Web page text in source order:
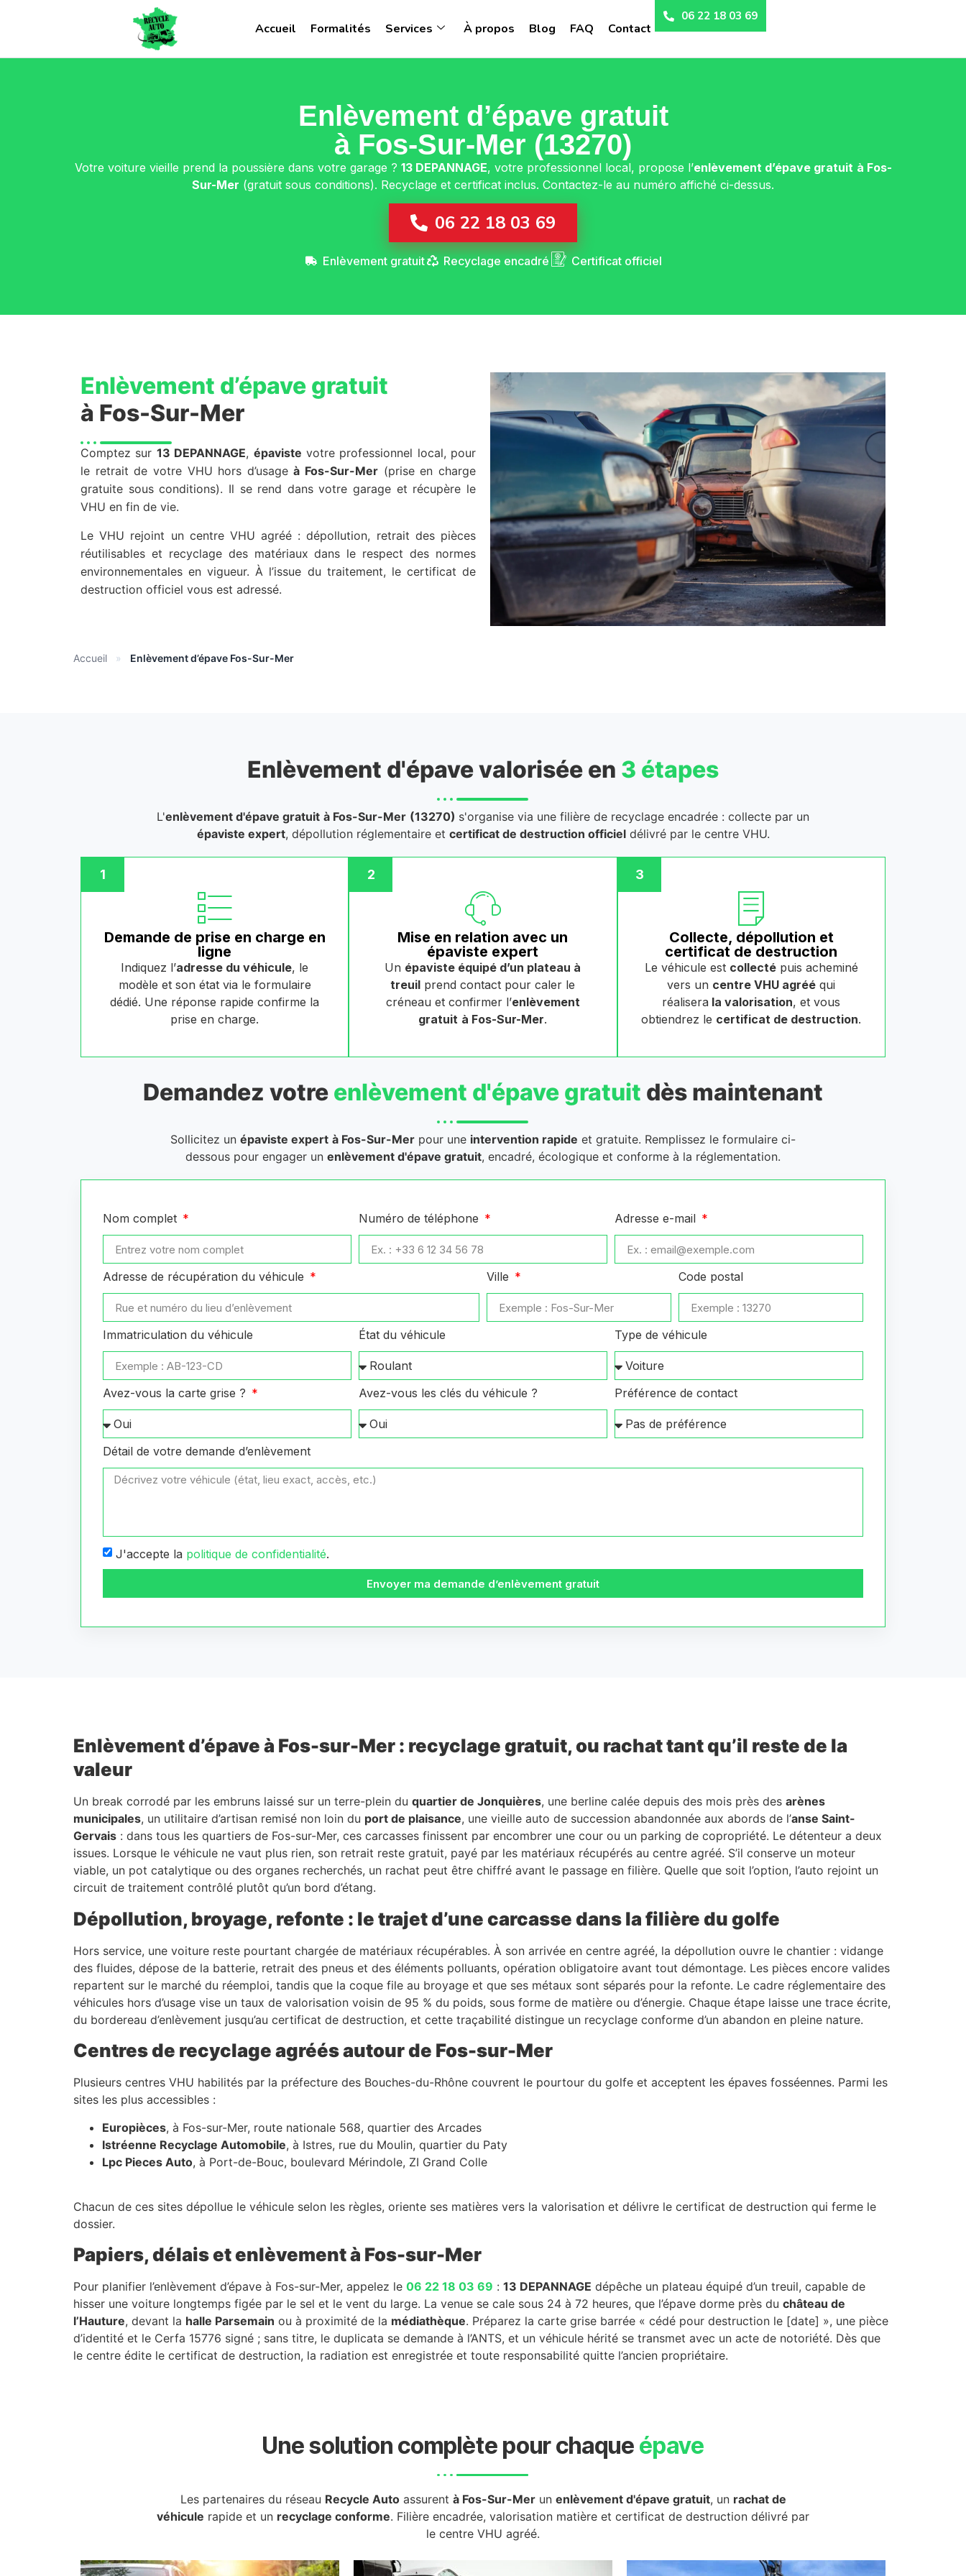
Accueil Formalités Services À propos Blog FAQ Contact
06 22 18 03 69
Enlèvement d’épave gratuit
à Fos-Sur-Mer (13270)
Votre voiture vieille prend la poussière dans votre garage ? 13 DEPANNAGE, votre professionnel local, propose l’enlèvement d’épave gratuit à Fos-
Sur-Mer (gratuit sous conditions). Recyclage et certificat inclus. Contactez-le au numéro affiché ci-dessus.
06 22 18 03 69
Enlèvement gratuit Recyclage encadré Certificat officiel
Enlèvement d’épave gratuit
à Fos-Sur-Mer
Comptez sur 13 DEPANNAGE, épaviste votre professionnel local, pour
le retrait de votre VHU hors d’usageà Fos-Sur-Mer (prise en charge
gratuite sous conditions). Il se rend dans votre garage et récupère le
VHU en fin de vie.
Le VHU rejoint un centre VHU agréé : dépollution, retrait des pièces
réutilisables et recyclage des matériaux dans le respect des normes
environnementales en vigueur. À l’issue du traitement, le certificat de
destruction officiel vous est adressé.
Accueil » Enlèvement d’épave Fos-Sur-Mer
Enlèvement d'épave valorisée en 3 étapes
L'enlèvement d'épave gratuit à Fos-Sur-Mer (13270) s'organise via une filière de recyclage encadrée : collecte par un
épaviste expert, dépollution réglementaire et certificat de destruction officieldélivré par le centre VHU.
1
Demande de prise en charge en
ligne
Indiquez l’adresse du véhicule, le
modèle et son état via le formulaire
dédié. Une réponse rapide confirme la
prise en charge.
2
Mise en relation avec un
épaviste expert
Un épaviste équipé d’un plateau à
treuil prend contact pour caler le
créneau et confirmer l’enlèvement
gratuit à Fos-Sur-Mer.
3
Collecte, dépollution et
certificat de destruction
Le véhicule est collectépuis acheminé
vers un centre VHU agréé qui
réalisera la valorisation, et vous
obtiendrez le certificat de destruction.
Demandez votre enlèvement d'épave gratuit dès maintenant
Sollicitez un épaviste expert à Fos-Sur-Mer pour une intervention rapide et gratuite. Remplissez le formulaire ci-
dessous pour engager un enlèvement d'épave gratuit, encadré, écologique et conforme à la réglementation.
Nom complet Numéro de téléphone Adresse e-mail
Adresse de récupération du véhicule Ville Code postal
Immatriculation du véhicule État du véhicule Type de véhicule
Avez-vous la carte grise ? Avez-vous les clés du véhicule ? Préférence de contact
Détail de votre demande d’enlèvement
J'accepte la politique de confidentialité.
Envoyer ma demande d’enlèvement gratuit
Enlèvement d’épave à Fos-sur-Mer : recyclage gratuit, ou rachat tant qu’il reste de la
valeur
Un break corrodé par les embruns laissé sur un terre-plein du quartier de Jonquières, une berline calée depuis des mois près des arènes
municipales, un utilitaire d’artisan remisé non loin du port de plaisance, une vieille auto de succession abandonnée aux abords de l’anse Saint-
Gervais : dans tous les quartiers de Fos-sur-Mer, ces carcasses finissent par encombrer une cour ou un parking de copropriété. Le détenteur a deux
issues. Lorsque le véhicule ne vaut plus rien, son retrait reste gratuit, payé par les matériaux récupérés au centre agréé. S’il conserve un moteur
viable, un pot catalytique ou des organes recherchés, un rachat peut être chiffré avant le passage en filière. Quelle que soit l’option, l’auto rejoint un
circuit de traitement contrôlé plutôt qu’un bord d’étang.
Dépollution, broyage, refonte : le trajet d’une carcasse dans la filière du golfe
Hors service, une voiture reste pourtant chargée de matériaux récupérables. À son arrivée en centre agréé, la dépollution ouvre le chantier : vidange
des fluides, dépose de la batterie, retrait des pneus et des éléments polluants, opération obligatoire avant tout démontage. Les pièces encore valides
repartent sur le marché du réemploi, tandis que la coque file au broyage et que ses métaux sont séparés pour la refonte. Le cadre réglementaire des
véhicules hors d’usage vise un taux de valorisation voisin de 95 % du poids, sous forme de matière ou d’énergie. Chaque étape laisse une trace écrite,
du bordereau d’enlèvement jusqu’au certificat de destruction, et cette traçabilité distingue un recyclage conforme d’un abandon en pleine nature.
Centres de recyclage agréés autour de Fos-sur-Mer
Plusieurs centres VHU habilités par la préfecture des Bouches-du-Rhône couvrent le pourtour du golfe et acceptent les épaves fosséennes. Parmi les
sites les plus accessibles :
Europièces, à Fos-sur-Mer, route nationale 568, quartier des Arcades
Istréenne Recyclage Automobile, à Istres, rue du Moulin, quartier du Paty
Lpc Pieces Auto, à Port-de-Bouc, boulevard Mérindole, ZI Grand Colle
Chacun de ces sites dépollue le véhicule selon les règles, oriente ses matières vers la valorisation et délivre le certificat de destruction qui ferme le
dossier.
Papiers, délais et enlèvement à Fos-sur-Mer
Pour planifier l’enlèvement d’épave à Fos-sur-Mer, appelez le 06 22 18 03 69 : 13 DEPANNAGE dépêche un plateau équipé d’un treuil, capable de
hisser une voiture longtemps figée par le sel et le vent du large. La venue se cale sous 24 à 72 heures, que l’épave dorme près du château de
l’Hauture, devant la halle Parsemain ou à proximité de la médiathèque. Préparez la carte grise barrée « cédé pour destruction le [date] », une pièce
d’identité et le Cerfa 15776 signé ; sans titre, le duplicata se demande à l’ANTS, et un véhicule hérité se transmet avec un acte de notoriété. Dès que
le centre édite le certificat de destruction, la radiation est enregistrée et toute responsabilité quitte l’ancien propriétaire.
Une solution complète pour chaque épave
Les partenaires du réseau Recycle Autoassurent à Fos-Sur-Merun enlèvement d'épave gratuit, un rachat de
véhicule rapide et un recyclage conforme. Filière encadrée, valorisation matière et certificat de destruction délivré par
le centre VHU agréé.